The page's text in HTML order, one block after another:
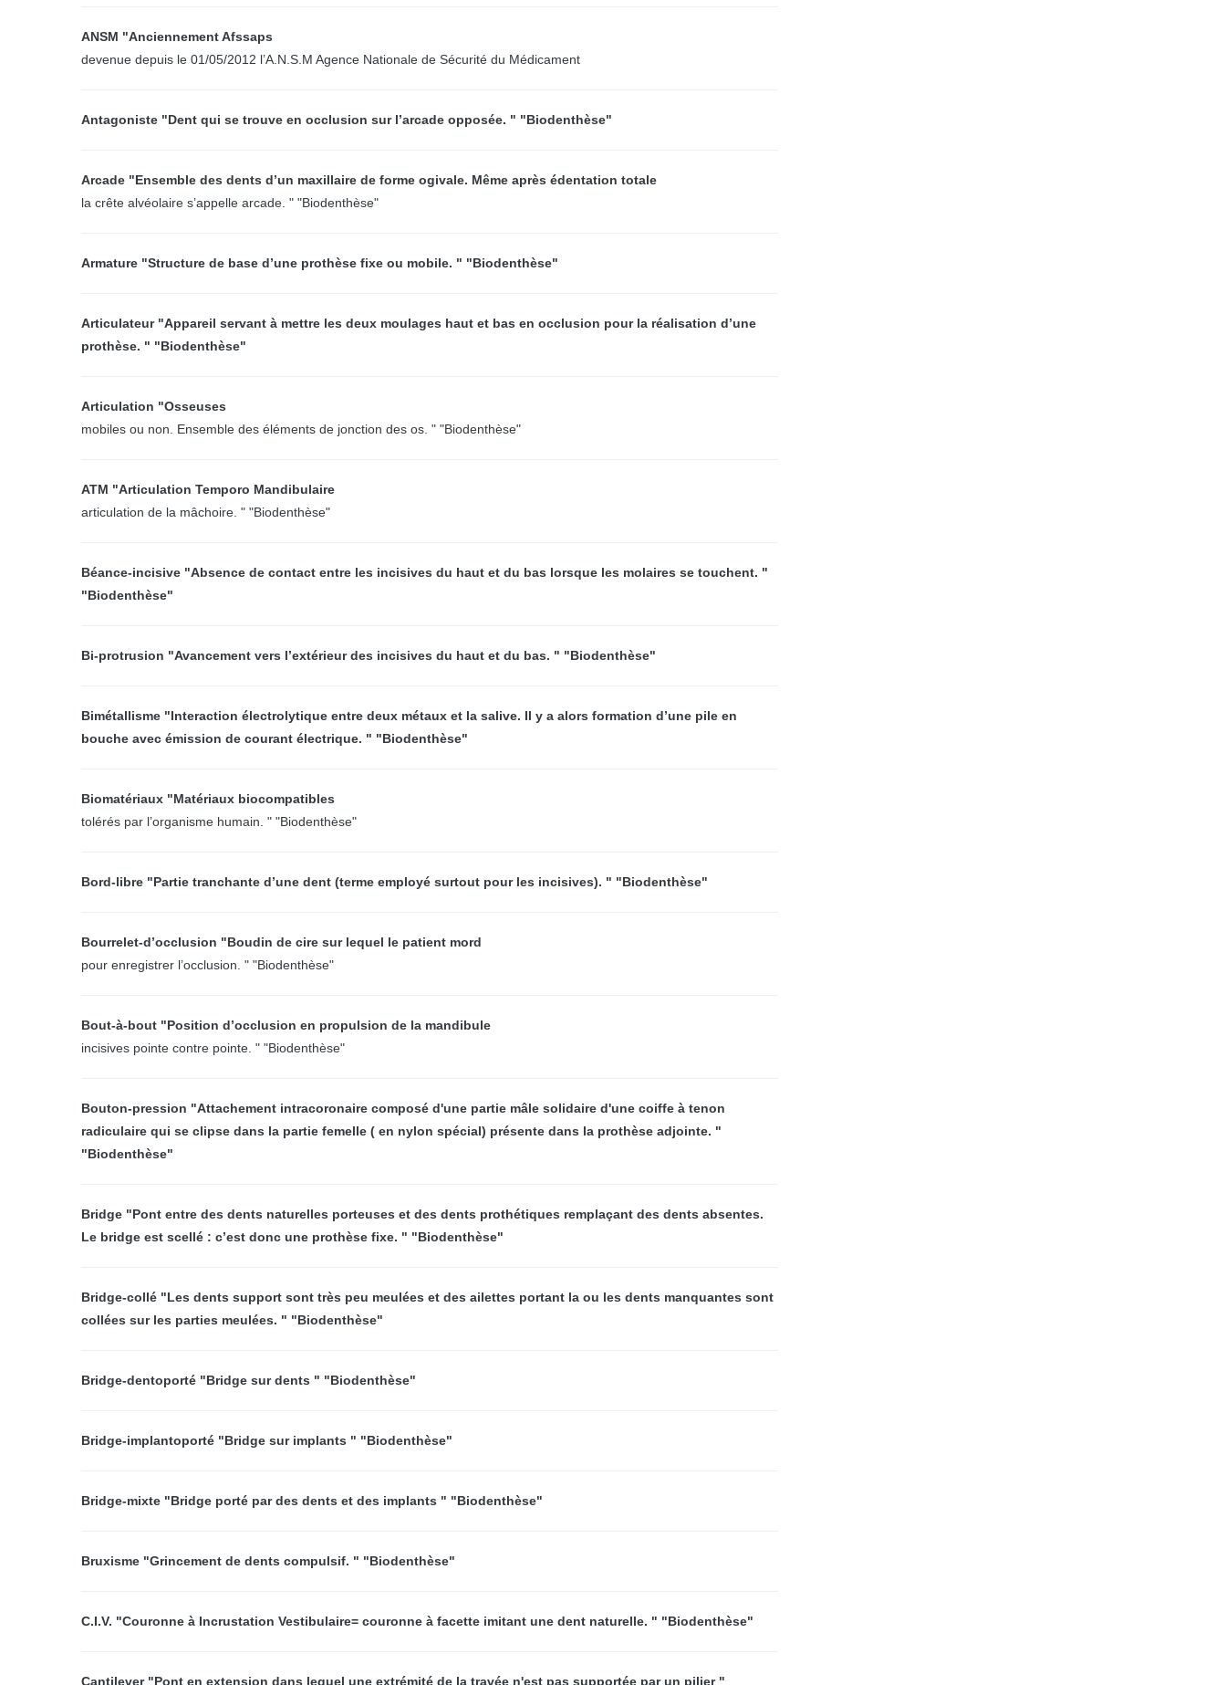
ANSM "Anciennement Afssaps
devenue depuis le 01/05/2012 l’A.N.S.M Agence Nationale de Sécurité du Médicament
Antagoniste "Dent qui se trouve en occlusion sur l’arcade opposée. " "Biodenthèse"
Arcade "Ensemble des dents d’un maxillaire de forme ogivale. Même après édentation totale
la crête alvéolaire s’appelle arcade. " "Biodenthèse"
Armature "Structure de base d’une prothèse fixe ou mobile. " "Biodenthèse"
Articulateur "Appareil servant à mettre les deux moulages haut et bas en occlusion pour la réalisation d’une
prothèse. " "Biodenthèse"
Articulation "Osseuses
mobiles ou non. Ensemble des éléments de jonction des os. " "Biodenthèse"
ATM "Articulation Temporo Mandibulaire
articulation de la mâchoire. " "Biodenthèse"
Béance-incisive "Absence de contact entre les incisives du haut et du bas lorsque les molaires se touchent. "
"Biodenthèse"
Bi-protrusion "Avancement vers l’extérieur des incisives du haut et du bas. " "Biodenthèse"
Bimétallisme "Interaction électrolytique entre deux métaux et la salive. Il y a alors formation d’une pile en
bouche avec émission de courant électrique. " "Biodenthèse"
Biomatériaux "Matériaux biocompatibles
tolérés par l’organisme humain. " "Biodenthèse"
Bord-libre "Partie tranchante d’une dent (terme employé surtout pour les incisives). " "Biodenthèse"
Bourrelet-d’occlusion "Boudin de cire sur lequel le patient mord
pour enregistrer l’occlusion. " "Biodenthèse"
Bout-à-bout "Position d’occlusion en propulsion de la mandibule
incisives pointe contre pointe. " "Biodenthèse"
Bouton-pression "Attachement intracoronaire composé d'une partie mâle solidaire d'une coiffe à tenon
radiculaire qui se clipse dans la partie femelle ( en nylon spécial) présente dans la prothèse adjointe. "
"Biodenthèse"
Bridge "Pont entre des dents naturelles porteuses et des dents prothétiques remplaçant des dents absentes.
Le bridge est scellé : c’est donc une prothèse fixe. " "Biodenthèse"
Bridge-collé "Les dents support sont très peu meulées et des ailettes portant la ou les dents manquantes sont
collées sur les parties meulées. " "Biodenthèse"
Bridge-dentoporté "Bridge sur dents " "Biodenthèse"
Bridge-implantoporté "Bridge sur implants " "Biodenthèse"
Bridge-mixte "Bridge porté par des dents et des implants " "Biodenthèse"
Bruxisme "Grincement de dents compulsif. " "Biodenthèse"
C.I.V. "Couronne à Incrustation Vestibulaire= couronne à facette imitant une dent naturelle. " "Biodenthèse"
Cantilever "Pont en extension dans lequel une extrémité de la travée n'est pas supportée par un pilier "